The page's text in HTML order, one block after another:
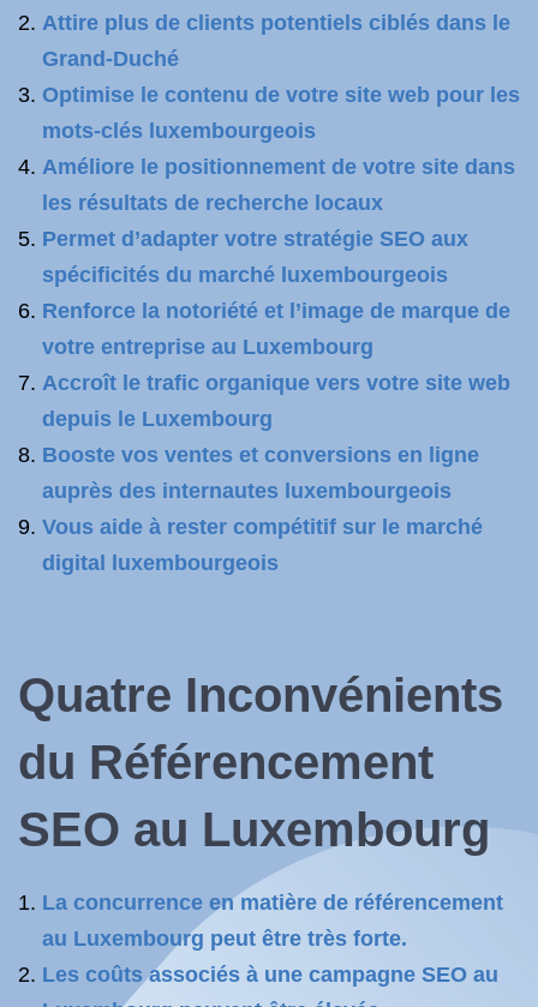
Attire plus de clients potentiels ciblés dans le
Grand-Duché
Optimise le contenu de votre site web pour les
mots-clés luxembourgeois
Améliore le positionnement de votre site dans
les résultats de recherche locaux
Permet d’adapter votre stratégie SEO aux
spécificités du marché luxembourgeois
Renforce la notoriété et l’image de marque de
votre entreprise au Luxembourg
Accroît le trafic organique vers votre site web
depuis le Luxembourg
Booste vos ventes et conversions en ligne
auprès des internautes luxembourgeois
Vous aide à rester compétitif sur le marché
digital luxembourgeois
Quatre Inconvénients
du Référencement
SEO au Luxembourg
La concurrence en matière de référencement
au Luxembourg peut être très forte.
Les coûts associés à une campagne SEO au